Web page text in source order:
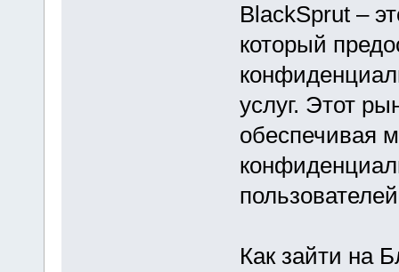
BlackSprut –
который
услуг. Этот
обеспечивая
Как зайти на